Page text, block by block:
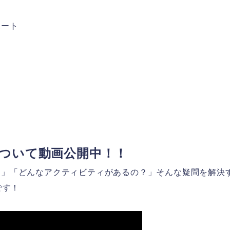
ト
いて動画公開中！！
「どんなアクティビティがあるの？」そんな疑問を解
！